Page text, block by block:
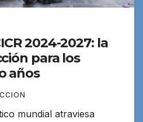
2024-2027: la
para los
años
mundial atraviesa